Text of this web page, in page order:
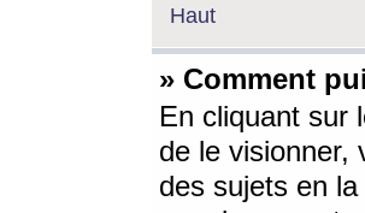
Haut
» Comment
En cliquant sur
de le visionner,
des sujets en